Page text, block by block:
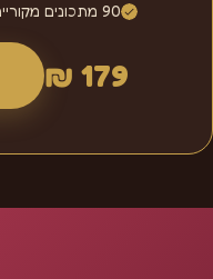
90 מתכונים מקוריים
179 ₪